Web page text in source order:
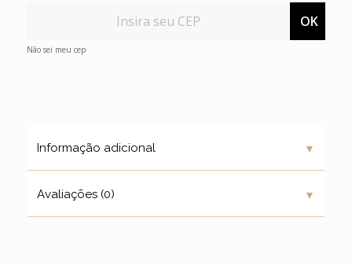
OK
Não sei meu cep
Informação adicional ▼
Avaliações (0) ▼